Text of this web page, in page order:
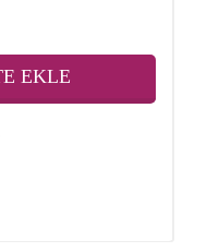
EKLE